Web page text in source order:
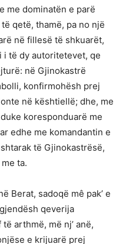
me dominatën e parë
qetë, thamë, pa no një
në fillesë të shkuarët,
i të dy autoritetevet, qe
në Gjinokastrë
konfirmohësh prej
në kështiellë; dhe, me
koresponduarë me
edhe me komandantin e
të Gjinokastrësë,
ta.
Berat, sadoqë mê pak’ e
qeverija
arthmë, më nj’ anë,
e krijuarë prej